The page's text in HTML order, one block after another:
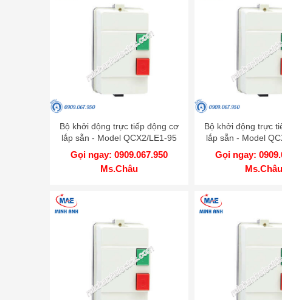
Bộ khởi động trực tiếp động cơ
lắp sẵn - Model QCX2/LE1-95
Gọi ngay: 0909.067.950
Ms.Châu
Bộ khởi động trực
lắp sẵn - Model
Gọi ngay:
Ms.Châu